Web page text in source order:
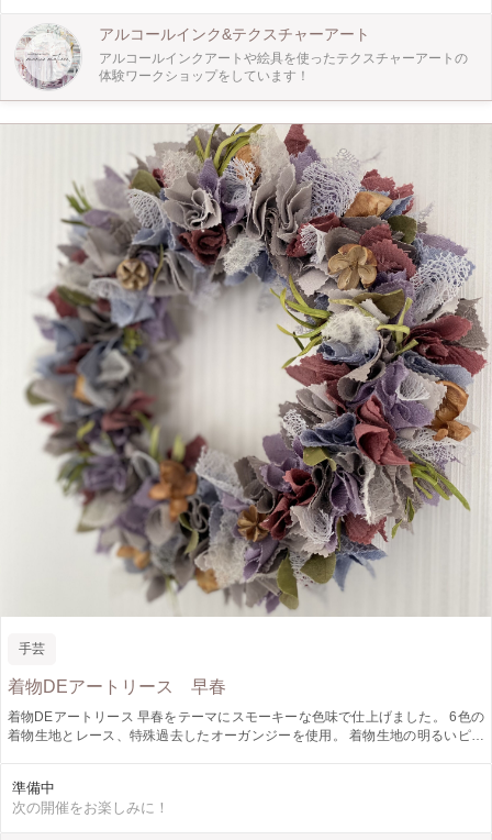
さつ ↓ 簡単に資材説明 ↓ デモストレーション ↓ さっそくインクに触れてみよう！
↓ 描いた作品でパネルorコースターを作って完成 セット内容(当日お渡しするも
の) ・アートペーパー5枚 ・手袋 ・教科書 ・おうちでできるアルコールインクセ
ット(インク3色、ニードルボトル、エタノール、メタリックインク、ヘキサゴン
コースター1枚) ⚠︎おうちでできるアルコールインクセットは大人の方のみにお渡
しいたします。 ⚠︎当日はエプロンなど汚れてもいい服装でお越しください。 当
日はアルコール除菌と換気を徹底します。 コロナウイルス対策によりマスク着
用、手袋着用をお願いしております。 一緒にアートを楽しみましょう！
アルコールインク&テクスチャーアート
アルコールインクアートや絵具を使ったテクスチャーアートの
体験ワークショップをしています！
手芸
着物DEアートリース 早春
着物DEアートリース 早春をテーマにスモーキーな色味で仕上げました。 6色の
着物生地とレース、特殊過去したオーガンジーを使用。 着物生地の明るいピン
訪れを感じるリース。 皆様と一緒に手作りの楽しさを共有できたら嬉しいで
す！ お気軽にご参加下さい^_^
準備中
次の開催をお楽しみに！